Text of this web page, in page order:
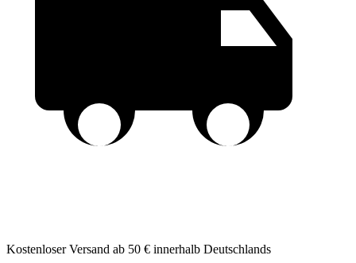
Kostenloser Versand ab 50 € innerhalb Deutschlands